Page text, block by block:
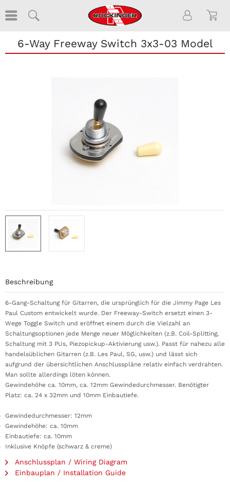
6-Way Freeway Switch 3x3-03 Model
Beschreibung
6-Gang-Schaltung für Gitarren, die ursprünglich für die Jimmy Page Les
Paul Custom entwickelt wurde. Der Freeway-Switch ersetzt einen 3-
Wege Toggle Switch und eröffnet einem durch die Vielzahl an
Schaltungsoptionen jede Menge neuer Möglichkeiten (z.B. Coil-Splitting,
Schaltung mit 3 PUs, Piezopickup-Aktivierung usw.). Passt für nahezu alle
handelsüblichen Gitarren (z.B. Les Paul, SG, usw.) und lässt sich
aufgrund der übersichtlichen Anschlusspläne relativ einfach verdrahten.
Man sollte allerdings löten können.
Gewindehöhe ca. 10mm, ca. 12mm Gewindedurchmesser. Benötigter
Platz: ca. 24 x 32mm und 10mm Einbautiefe.
Gewindedurchmesser: 12mm
Gewindehöhe: ca. 10mm
Einbautiefe: ca. 10mm
Inklusive Knöpfe (schwarz & creme)
Anschlussplan / Wiring Diagram
Einbauplan / Installation Guide